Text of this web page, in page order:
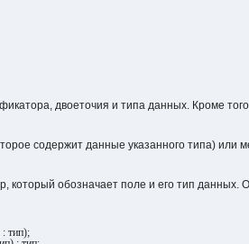
двоеточия и типа данных. Кроме
содержит данные указанного типа) или
который обозначает поле и его тип данных.
тип);